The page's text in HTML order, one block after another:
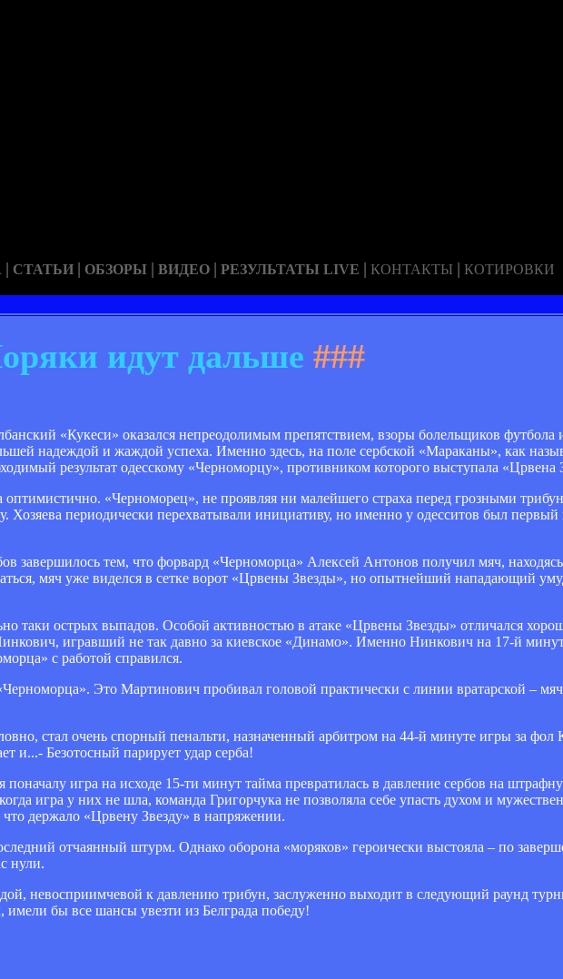
| СТАТЬИ | ОБЗОРЫ | ВИДЕО | РЕЗУЛЬТАТЫ LIVE | КОНТАКТЫ | КОТИРОВКИ
идут дальше ###
«Кукеси» оказался непреодолимым препятствием, взоры болельщиков футбола
надеждой и жаждой успеха. Именно здесь, на поле сербской «Мараканы», как
результат одесскому «Черноморцу», противником которого выступала «Црвена
«Черноморец», не проявляя ни малейшего страха перед грозными
периодически перехватывали инициативу, но именно у одесситов был первый
завершилось тем, что форвард «Черноморца» Алексей Антонов получил мяч,
мяч уже виделся в сетке ворот «Црвены Звезды», но опытнейший нападающий
таки острых выпадов. Особой активностью в атаке «Црвены Звезды» отличался
игравший не так давно за киевское «Динамо». Именно Нинкович на 17-й
с работой справился.
Это Мартинович пробивал головой практически с линии вратарской –
стал очень спорный пенальти, назначенный арбитром на 44-й минуте игры за фол
и...- Безотосный парирует удар серба!
поначалу игра на исходе 15-ти минут тайма превратилась в давление сербов на
игра у них не шла, команда Григорчука не позволяла себе упасть духом и
что держало «Црвену Звезду» в напряжении.
отчаянный штурм. Однако оборона «моряков» героически выстояла – по
нули.
невосприимчевой к давлению трибун, заслуженно выходит в следующий раунд
имели бы все шансы увезти из Белграда победу!